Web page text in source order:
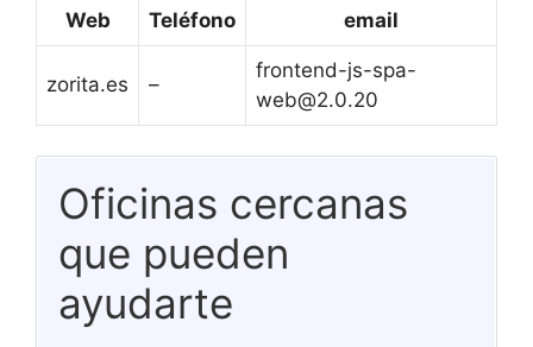
Web Teléfono email
zorita.es –
frontend-js-spa-
web@2.0.20
Oficinas cercanas
que pueden
ayudarte